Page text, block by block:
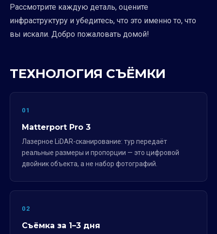
Рассмотрите каждую деталь, оцените
инфраструктуру и убедитесь, что это именно то, что
вы искали. Добро пожаловать домой!
ТЕХНОЛОГИЯ СЪЁМКИ
01
Matterport Pro 3
Лазерное LiDAR-сканирование: тур передаёт
реальные размеры и пропорции — это цифровой
двойник объекта, а не набор фотографий.
02
Съёмка за 1–3 дня